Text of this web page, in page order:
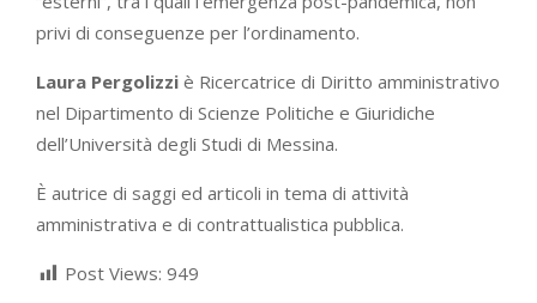
privi di conseguenze per l’ordinamento.
Laura Pergolizzi è Ricercatrice di Diritto amministrativo
nel Dipartimento di Scienze Politiche e Giuridiche
dell’Università degli Studi di Messina.
È autrice di saggi ed articoli in tema di attività
amministrativa e di contrattualistica pubblica.
Post Views: 949